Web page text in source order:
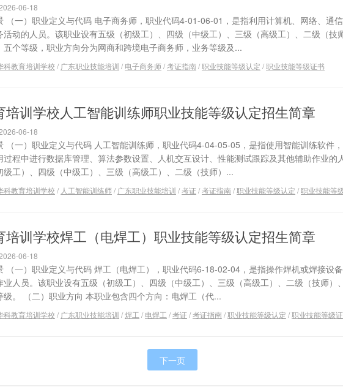
06-18
（一）职业定义与代码 电子商务师，职业代码4-01-06-01，是指利用计算机、网络、通
活动的人员。该职业设有五级（初级工）、四级（中级工）、三级（高级工）、二级（技
五个等级，职业方向分为网商和跨境电子商务师，业务等级及...
科教育培训学校 / 广东职业技能培训 / 电子商务师/考证指南 /职业技能等级认定 /职业技能等级证书
培训学校人工智能训练师职业技能等级认定招生简章
06-18
（一）职业定义与代码 人工智能训练师，职业代码4-04-05-05，是指使用智能训练软件
过程中进行数据库管理、算法参数设置、人机交互设计、性能测试跟踪及其他辅助作业的
级工）、四级（中级工）、三级（高级工）、二级（技师）...
科教育培训学校 / 人工智能训练师/ 广东职业技能培训 /考证 /考证指南 /职业技能等级认定 /职业技能等
培训学校焊工（电焊工）职业技能等级认定招生简章
06-18
（一）职业定义与代码 焊工（电焊工），职业代码6-18-02-04，是指操作焊机或焊接设
业人员。该职业设有五级（初级工）、四级（中级工）、三级（高级工）、二级（技师）
级。 （二）职业方向 本职业包含四个方向：电焊工（代...
科教育培训学校 / 广东职业技能培训 /焊工 / 电焊工 /考证 /考证指南 /职业技能等级认定 /职业技能等级证
下一页